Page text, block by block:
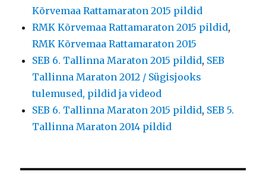
Kõrvemaa Rattamaraton 2015 pildid
RMK Kõrvemaa Rattamaraton 2015 pildid,
RMK Kõrvemaa Rattamaraton 2015
SEB 6. Tallinna Maraton 2015 pildid, SEB
Tallinna Maraton 2012 / Sügisjooks
tulemused, pildid ja videod
SEB 6. Tallinna Maraton 2015 pildid, SEB 5.
Tallinna Maraton 2014 pildid